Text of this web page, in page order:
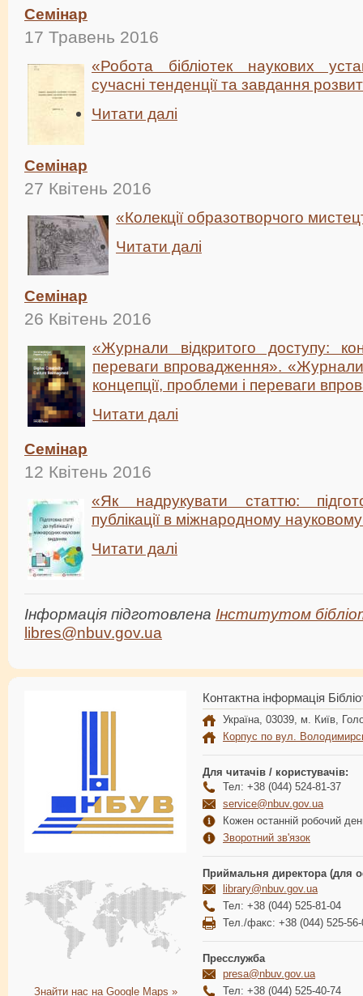
Семінар
17 Травень 2016
«Робота бібліотек наукових
сучасні тенденції та завдання
Читати далі
Семінар
27 Квітень 2016
«Колекції образотворчого
Читати далі
Семінар
26 Квітень 2016
«Журнали відкритого доступу:
переваги впровадження». «Журнали
концепції, проблеми і переваги
Читати далі
Семінар
12 Квітень 2016
«Як надрукувати статтю:
публікації в міжнародному
Читати далі
Інформація підготовлена Інститутом
libres@nbuv.gov.ua
Знайти нас на Google Maps »
Контактна інформація
Україна, 03039, м. Київ,
Корпус по вул.
Для читачів / користувачів:
Тел: +38 (044) 524-81-37
service@nbuv.gov.ua
Кожен останній робочий
Зворотний зв'язок
Приймальня директора (для
library@nbuv.gov.ua
Тел: +38 (044) 525-81-04
Тел./факс: +38 (044) 525-56-
Пресслужба
presa@nbuv.gov.ua
Тел: +38 (044) 525-40-74